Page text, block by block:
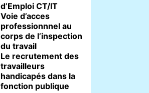
d’Emploi CT/IT
Voie d’acces
professionnnel au
corps de l’inspection
du travail
Le recrutement des
travailleurs
handicapés dans la
fonction publique